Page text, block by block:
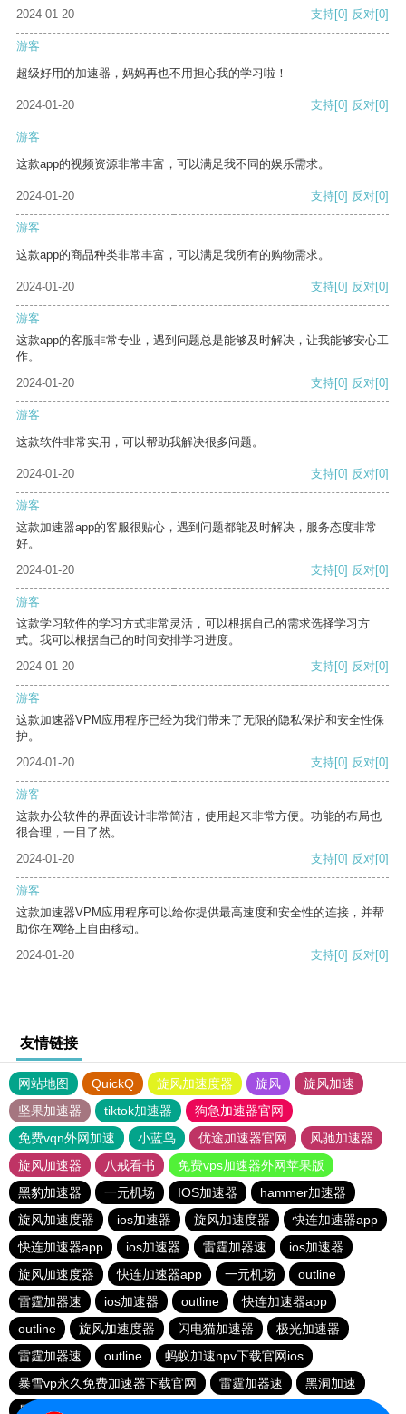
2024-01-20
支持[0] 反对[0]
游客
超级好用的加速器，妈妈再也不用担心我的学习啦！
2024-01-20 支持[0] 反对[0]
游客
这款app的视频资源非常丰富，可以满足我不同的娱乐需求。
2024-01-20 支持[0] 反对[0]
游客
这款app的商品种类非常丰富，可以满足我所有的购物需求。
2024-01-20 支持[0] 反对[0]
游客
这款app的客服非常专业，遇到问题总是能够及时解决，让我能够安心工
作。
2024-01-20
支持[0] 反对[0]
游客
这款软件非常实用，可以帮助我解决很多问题。
2024-01-20 支持[0] 反对[0]
游客
这款加速器app的客服很贴心，遇到问题都能及时解决，服务态度非常
好。
2024-01-20
支持[0] 反对[0]
游客
这款学习软件的学习方式非常灵活，可以根据自己的需求选择学习方
式。我可以根据自己的时间安排学习进度。
2024-01-20
支持[0] 反对[0]
游客
这款加速器VPM应用程序已经为我们带来了无限的隐私保护和安全性保
护。
2024-01-20
支持[0] 反对[0]
游客
这款办公软件的界面设计非常简洁，使用起来非常方便。功能的布局也
很合理，一目了然。
2024-01-20
支持[0] 反对[0]
游客
这款加速器VPM应用程序可以给你提供最高速度和安全性的连接，并帮
助你在网络上自由移动。
2024-01-20
支持[0] 反对[0]
友情链接
网站地图 QuickQ 旋风加速度器 旋风
旋风加速
坚果加速器
tiktok加速器
狗急加速器官网
免费vqn外网加速
小蓝鸟 优途加速器官网
风驰加速器
旋风加速器
八戒看书
免费vps加速器外网苹果版
黑豹加速器
一元机场 IOS加速器
hammer加速器
旋风加速度器
ios加速器 旋风加速度器
快连加速器app
快连加速器app
ios加速器 雷霆加器速
ios加速器
旋风加速度器
快连加速器app 一元机场
outline
雷霆加器速
ios加速器 outline
快连加速器app
outline
旋风加速度器 闪电猫加速器
极光加速器
雷霆加器速
outline
蚂蚁加速npv下载官网ios
暴雪vp永久免费加速器下载官网
雷霆加器速
黑洞加速
暴雪vp永久免费加速器下载官网